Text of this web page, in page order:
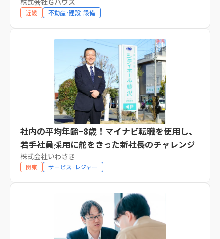
株式会社Ｇハウス
近畿 不動産･建設･設備
社内の平均年齢−8歳！マイナビ転職を使用し、
若手社員採用に舵をきった新社長のチャレンジ
株式会社いわさき
関東 サービス･レジャー